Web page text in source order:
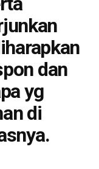
dan
yg
di